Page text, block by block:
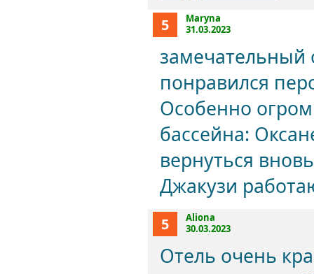
5
Maryna
31.03.2023
замечательный
понравился
Особенно
бассейна:
вернуться
Джакузи
5
Aliona
30.03.2023
Отель очень